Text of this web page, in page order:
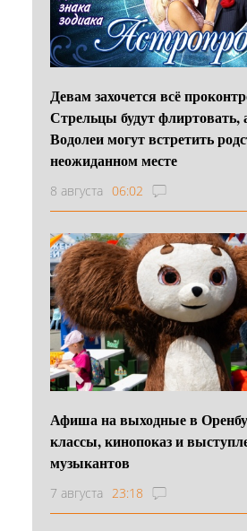
Девам захочется всё
Стрельцы будут флиртовать,
Водолеи могут встретить
неожиданном месте
8 августа 06:02
Афиша на выходные в
классы, кинопоказ и
музыкантов
7 августа 23:18